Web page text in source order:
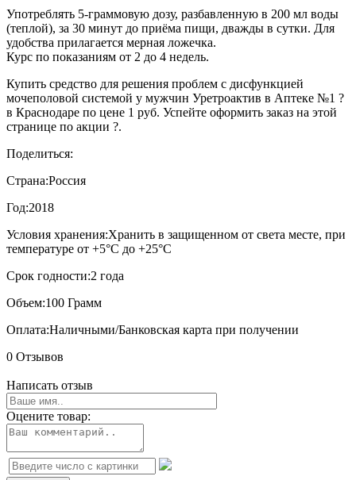
Употреблять 5-граммовую дозу, разбавленную в 200 мл воды
(теплой), за 30 минут до приёма пищи, дважды в сутки. Для
удобства прилагается мерная ложечка.
Курс по показаниям от 2 до 4 недель.
Купить средство для решения проблем с дисфункцией
мочеполовой системой у мужчин Уретроактив в Аптеке №1 ?
в Краснодаре по цене 1 руб. Успейте оформить заказ на этой
странице по акции ?.
Поделиться:
Страна:Россия
Год:2018
Условия хранения:Хранить в защищенном от света месте, при
температуре от +5°С до +25°С
Срок годности:2 года
Объем:100 Грамм
Оплата:Наличными/Банковская карта при получении
0 Отзывов
Написать отзыв
Оцените товар: